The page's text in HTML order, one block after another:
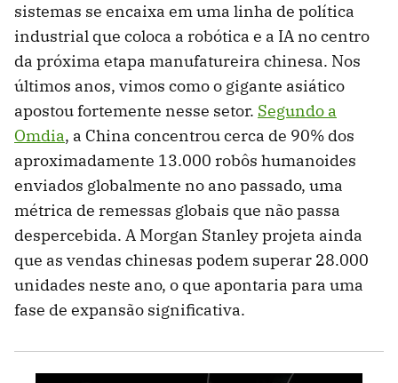
sistemas se encaixa em uma linha de política
industrial que coloca a robótica e a IA no centro
da próxima etapa manufatureira chinesa. Nos
últimos anos, vimos como o gigante asiático
apostou fortemente nesse setor. Segundo a
Omdia, a China concentrou cerca de 90% dos
aproximadamente 13.000 robôs humanoides
enviados globalmente no ano passado, uma
métrica de remessas globais que não passa
despercebida. A Morgan Stanley projeta ainda
que as vendas chinesas podem superar 28.000
unidades neste ano, o que apontaria para uma
fase de expansão significativa.